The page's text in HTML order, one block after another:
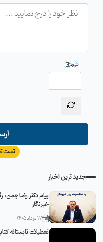
تست
جدید ترین اخبار
پیام دکتر رضا چمن،
خبرنگار
17 مرداد 1405
تعطیلات تابستانه کتابخانه مرکزی از